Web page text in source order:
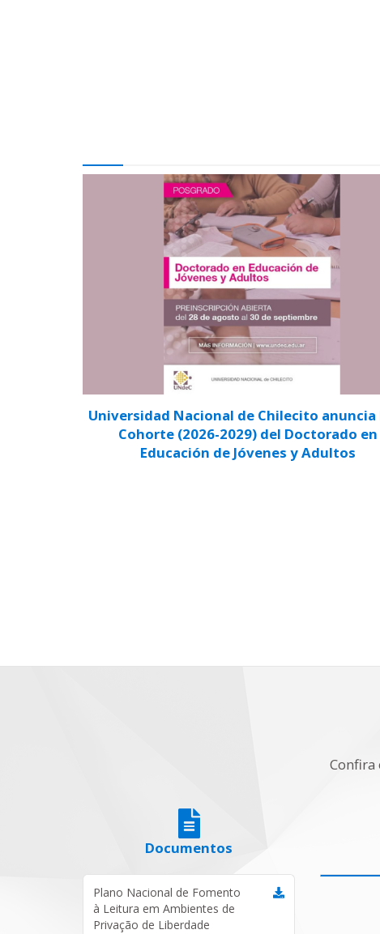
Universidad Nacional de Chilecito anuncia
Cohorte (2026-2029) del Doctorado en
Educación de Jóvenes y Adultos
Documentos
Plano Nacional de Fomento
à Leitura em Ambientes de
Privação de Liberdade